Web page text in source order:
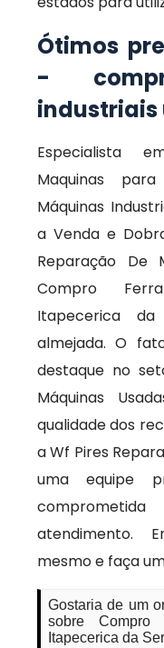
Ótimos
-
industriais
Especialista
Maquinas
Máquinas
a Venda e
Reparação De
Compro
Itapecerica
almejada. O
destaque no
Máquinas
qualidade dos
a Wf Pires
uma equipe
atendimento.
mesmo e faça
Gostaria de um
sobre Compro
Itapecerica da